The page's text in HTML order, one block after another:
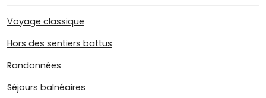
Voyage classique
Hors des sentiers battus
Randonnées
Séjours balnéaires